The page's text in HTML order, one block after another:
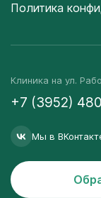
Политика
Клиника на ул.
+7 (3952)
Мы в